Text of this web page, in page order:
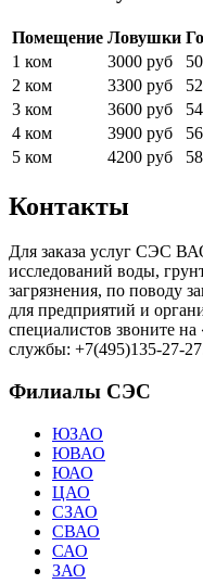
Помещение Ловушки
1 ком
3000 руб
2 ком
3300 руб
3 ком
3600 руб
4 ком
3900 руб
5 ком
4200 руб
Контакты
Для заказа услуг СЭС
исследований воды,
загрязнения, по поводу
для предприятий и
специалистов звоните
службы: +7(495)135-27-
Филиалы СЭС
ЮЗАО
ЮВАО
ЮАО
ЦАО
СЗАО
СВАО
САО
ЗАО